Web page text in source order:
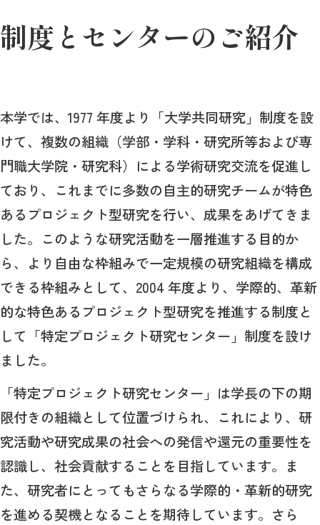
制度とセンターのご紹介
本学では、1977 年度より「大学共同研究」制度を設
けて、複数の組織（学部・学科・研究所等および専
門職大学院・研究科）による学術研究交流を促進し
ており、これまでに多数の自主的研究チームが特色
あるプロジェクト型研究を行い、成果をあげてきま
した。このような研究活動を一層推進する目的か
ら、より自由な枠組みで一定規模の研究組織を構成
できる枠組みとして、2004 年度より、学際的、革新
的な特色あるプロジェクト型研究を推進する制度と
して「特定プロジェクト研究センター」制度を設け
ました。
「特定プロジェクト研究センター」は学長の下の期
限付きの組織として位置づけられ、これにより、研
究活動や研究成果の社会への発信や還元の重要性を
認識し、社会貢献することを目指しています。ま
た、研究者にとってもさらなる学際的・革新的研究
を進める契機となることを期待しています。さら